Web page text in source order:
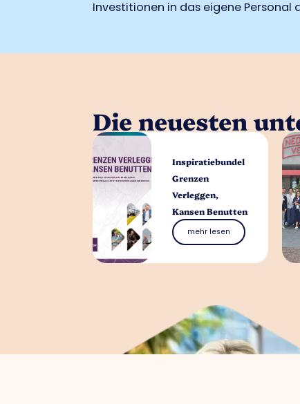
Die neuesten
Inspiratiebundel
Grenzen
Verleggen,
Kansen Benutten
mehr lesen